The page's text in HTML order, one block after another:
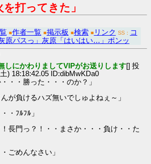
打ってきた」
■作者一覧 ■掲示板 ■検索 ■ リンク SS： コ
原パスっ」灰原「はいはい…」ポンッ
しにかわりましてVIPがお送りします[] 投
) 18:18:42.05 ID:dibMwKDa0
・・勝った・・・のか？」
が負けるハズ無いでしゅよねぇ～」
・ﾌﾙﾌﾙ」
長門っ？！・・まさか・・・負け・・た
ごめんなさい」